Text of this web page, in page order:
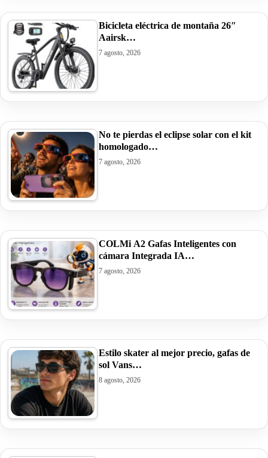
Bicicleta eléctrica de montaña 26″
Aairsk…
7 agosto, 2026
No te pierdas el eclipse solar con el kit
homologado…
7 agosto, 2026
COLMi A2 Gafas Inteligentes con
cámara Integrada IA…
7 agosto, 2026
Estilo skater al mejor precio, gafas de
sol Vans…
8 agosto, 2026